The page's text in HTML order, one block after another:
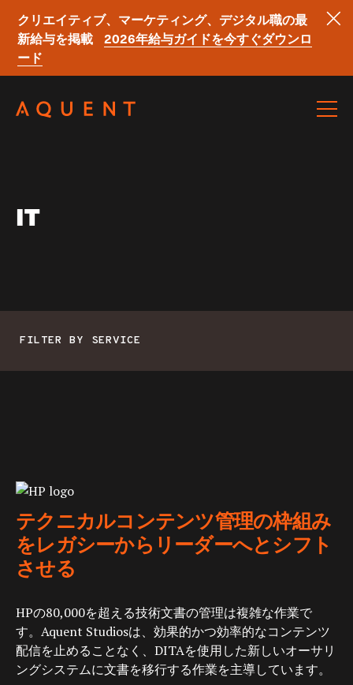
クリエイティブ、マーケティング、デジタル職の最
新給与を掲載
2026年給与ガイドを今すぐダウンロ
ード
IT
FILTER BY SERVICE
テクニカルコンテンツ管理の枠組み
をレガシーからリーダーへとシフト
させる
HPの80,000を超える技術文書の管理は複雑な作業で
す。Aquent Studiosは、効果的かつ効率的なコンテンツ
配信を止めることなく、DITAを使用した新しいオーサリ
ングシステムに文書を移行する作業を主導しています。